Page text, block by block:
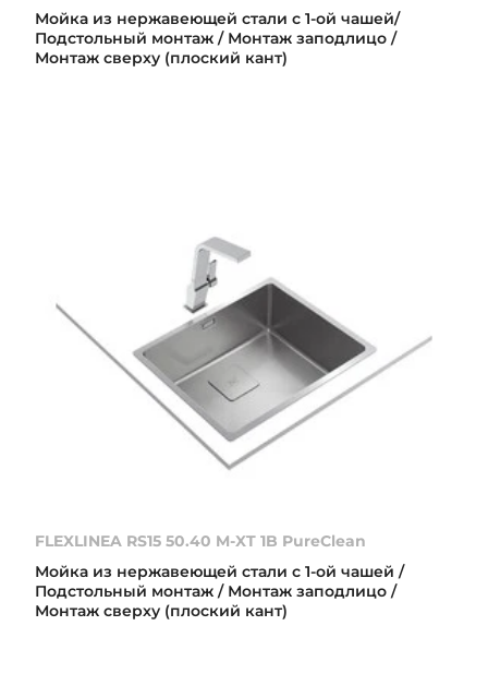
Мойка из нержавеющей стали с 1-ой чашей/
Подстольный монтаж / Монтаж заподлицо /
Монтаж сверху (плоский кант)
FLEXLINEA RS15 50.40 M-XT 1B PureClean
Мойка из нержавеющей стали с 1-ой чашей /
Подстольный монтаж / Монтаж заподлицо /
Монтаж сверху (плоский кант)